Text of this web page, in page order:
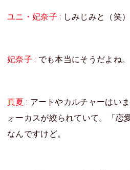
ユニ・妃奈子 : しみじみと（笑）
妃奈子 : でも本当にそうだよね。
真夏 : アートやカルチャーはい
ォーカスが絞られていて。「恋
なんですけど。